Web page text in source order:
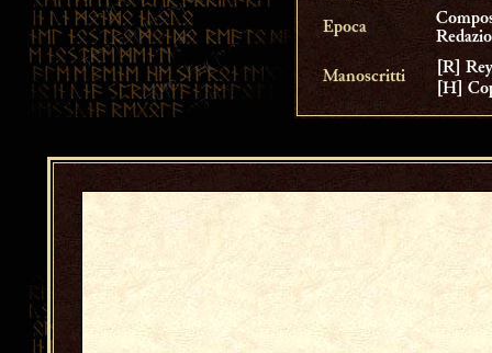
Epoca
Manoscritti
[R]
[H]